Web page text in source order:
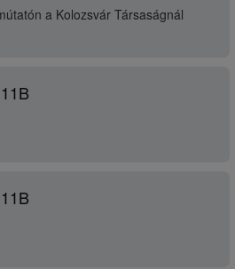
a Kolozsvár Társaságnál